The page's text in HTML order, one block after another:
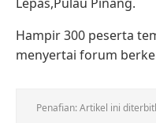
Hampir 300 peserta
menyertai forum
Penafian: Artikel ini